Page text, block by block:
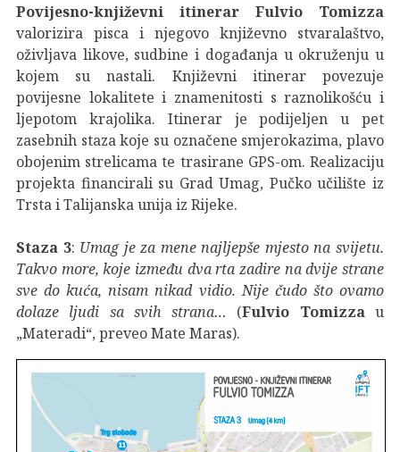
Povijesno-književni itinerar Fulvio Tomizza
valorizira pisca i njegovo književno stvaralaštvo,
oživljava likove, sudbine i događanja u okruženju u
kojem su nastali. Književni itinerar povezuje
povijesne lokalitete i znamenitosti s raznolikošću i
ljepotom krajolika. Itinerar je podijeljen u pet
zasebnih staza koje su označene smjerokazima, plavo
obojenim strelicama te trasirane GPS-om. Realizaciju
projekta financirali su Grad Umag, Pučko učilište iz
Trsta i Talijanska unija iz Rijeke.
Staza 3: Umag je za mene najljepše mjesto na svijetu.
Takvo more, koje između dva rta zadire na dvije strane
sve do kuća, nisam nikad vidio. Nije čudo što ovamo
dolaze ljudi sa svih strana… (Fulvio Tomizzau
„Materadi“, preveo Mate Maras).